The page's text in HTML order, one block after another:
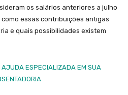
os salários anteriores a julho
essas contribuições antigas
e quais possibilidades existem
AJUDA ESPECIALIZADA EM SUA